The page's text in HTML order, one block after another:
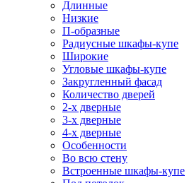
Длинные
Низкие
П-образные
Радиусные шкафы-купе
Широкие
Угловые шкафы-купе
Закругленный фасад
Количество дверей
2-х дверные
3-х дверные
4-х дверные
Особенности
Во всю стену
Встроенные шкафы-купе